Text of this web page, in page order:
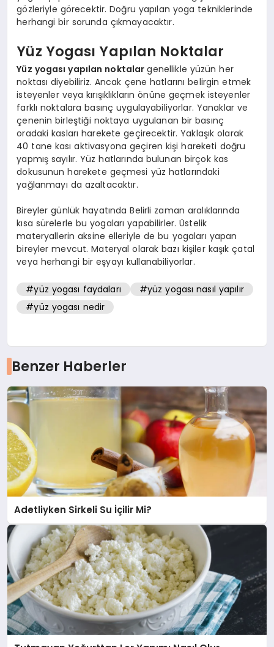
gözleriyle görecektir. Doğru yapılan yoga tekniklerinde
herhangi bir sorunda çıkmayacaktır.
Yüz Yogası Yapılan Noktalar
Yüz yogası yapılan noktalargenellikle yüzün her
noktası diyebiliriz. Ancak çene hatlarını belirgin etmek
isteyenler veya kırışıklıkların önüne geçmek isteyenler
farklı noktalara basınç uygulayabiliyorlar. Yanaklar ve
çenenin birleştiği noktaya uygulanan bir basınç
oradaki kasları harekete geçirecektir. Yaklaşık olarak
40 tane kası aktivasyona geçiren kişi hareketi doğru
yapmış sayılır. Yüz hatlarında bulunan birçok kas
dokusunun harekete geçmesi yüz hatlarındaki
yağlanmayı da azaltacaktır.
Bireyler günlük hayatında Belirli zaman aralıklarında
kısa sürelerle bu yogaları yapabilirler. Üstelik
materyallerin aksine elleriyle de bu yogaları yapan
bireyler mevcut. Materyal olarak bazı kişiler kaşık çatal
veya herhangi bir eşyayı kullanabiliyorlar.
#yüz yogası faydaları
#yüz yogası nasıl yapılır
#yüz yogası nedir
Benzer Haberler
Adetliyken Sirkeli Su İçilir Mi?